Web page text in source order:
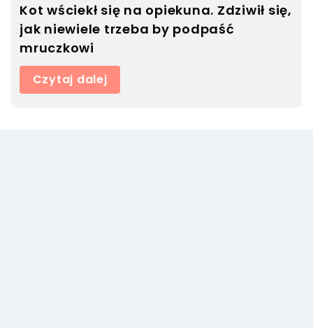
Kot wściekł się na opiekuna. Zdziwił się,
jak niewiele trzeba by podpaść
mruczkowi
Czytaj dalej